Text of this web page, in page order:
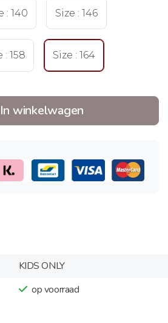
: 140 Size : 146
: 158 Size : 164
In winkelwagen
KIDS ONLY
op voorraad